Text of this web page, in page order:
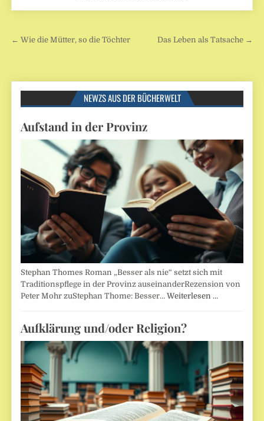
Beitragsnavigation
← Wie die Mütter, so die Töchter Das Leben als Tatsache →
NEWZS AUS DER BÜCHERWELT
Aufstand in der Provinz
Stephan Thomes Roman „Besser als nie“ setzt sich mit
Traditionspflege in der Provinz auseinanderRezension von
Peter Mohr zuStephan Thome: Besser…Weiterlesen …
Aufklärung und/oder Religion?